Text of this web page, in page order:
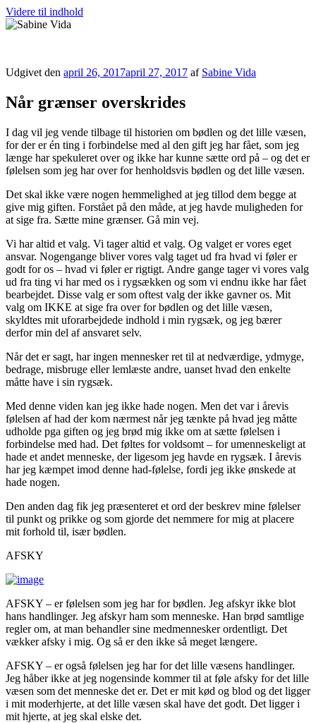
Videre til indhold
Udgivet den april 26, 2017april 27, 2017 af Sabine Vida
Når grænser overskrides
I dag vil jeg vende tilbage til historien om bødlen og det lille væsen,
for der er én ting i forbindelse med al den gift jeg har fået, som jeg
længe har spekuleret over og ikke har kunne sætte ord på – og det er
følelsen som jeg har over for henholdsvis bødlen og det lille væsen.
Det skal ikke være nogen hemmelighed at jeg tillod dem begge at
give mig giften. Forstået på den måde, at jeg havde muligheden for
at sige fra. Sætte mine grænser. Gå min vej.
Vi har altid et valg. Vi tager altid et valg. Og valget er vores eget
ansvar. Nogengange bliver vores valg taget ud fra hvad vi føler er
godt for os – hvad vi føler er rigtigt. Andre gange tager vi vores valg
ud fra ting vi har med os i rygsækken og som vi endnu ikke har fået
bearbejdet. Disse valg er som oftest valg der ikke gavner os. Mit
valg om IKKE at sige fra over for bødlen og det lille væsen,
skyldtes mit uforarbejdede indhold i min rygsæk, og jeg bærer
derfor min del af ansvaret selv.
Når det er sagt, har ingen mennesker ret til at nedværdige, ydmyge,
bedrage, misbruge eller lemlæste andre, uanset hvad den enkelte
måtte have i sin rygsæk.
Med denne viden kan jeg ikke hade nogen. Men det var i årevis
følelsen af had der kom nærmest når jeg tænkte på hvad jeg måtte
udholde pga giften og jeg brød mig ikke om at sætte følelsen i
forbindelse med had. Det føltes for voldsomt – for umenneskeligt at
hade et andet menneske, der ligesom jeg havde en rygsæk. I årevis
har jeg kæmpet imod denne had-følelse, fordi jeg ikke ønskede at
hade nogen.
Den anden dag fik jeg præsenteret et ord der beskrev mine følelser
til punkt og prikke og som gjorde det nemmere for mig at placere
mit forhold til, især bødlen.
AFSKY
AFSKY – er følelsen som jeg har for bødlen. Jeg afskyr ikke blot
hans handlinger. Jeg afskyr ham som menneske. Han brød samtlige
regler om, at man behandler sine medmennesker ordentligt. Det
vækker afsky i mig. Og så er den ikke så meget længere.
AFSKY – er også følelsen jeg har for det lille væsens handlinger.
Jeg håber ikke at jeg nogensinde kommer til at føle afsky for det lille
væsen som det menneske det er. Det er mit kød og blod og det ligger
i mit moderhjerte, at det lille væsen skal have det godt. Det ligger i
mit hjerte, at jeg skal elske det.